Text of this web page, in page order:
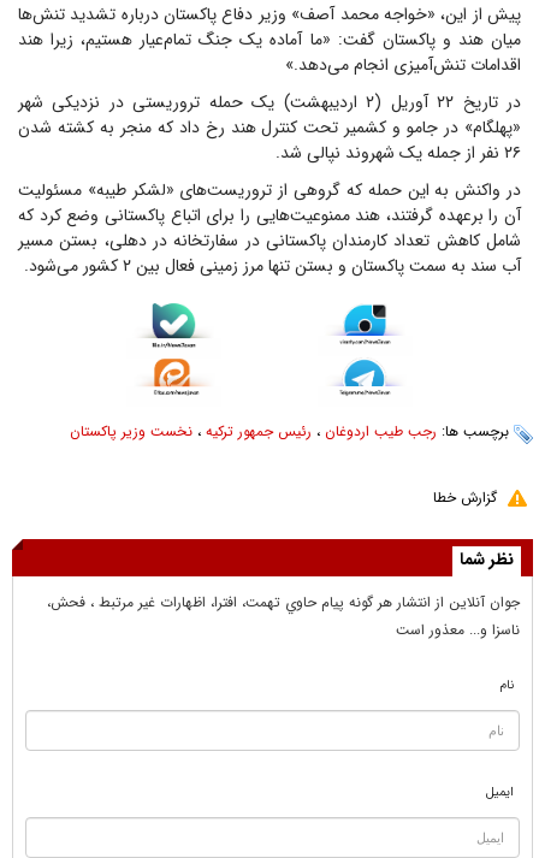
پیش از این، «خواجه محمد آصف» وزیر دفاع پاکستان درباره تشدید تنش‌ها
میان هند و پاکستان گفت: «ما آماده یک جنگ تمام‌عیار هستیم، زیرا هند
اقدامات تنش‌آمیزی انجام می‌دهد.»
در تاریخ ۲۲ آوریل (۲ اردیبهشت) یک حمله تروریستی در نزدیکی شهر
«پهلگام» در جامو و کشمیر تحت کنترل هند رخ داد که منجر به کشته شدن
۲۶ نفر از جمله یک شهروند نپالی شد.
در واکنش به این حمله که گروهی از تروریست‌های «لشکر طیبه» مسئولیت
آن را برعهده گرفتند، هند ممنوعیت‌هایی را برای اتباع پاکستانی وضع کرد که
شامل کاهش تعداد کارمندان پاکستانی در سفارتخانه در دهلی، بستن مسیر
آب سند به سمت پاکستان و بستن تنها مرز زمینی فعال بین ۲ کشور می‌شود.
برچسب ها: رجب طیب اردوغان ، رئیس جمهور ترکیه ، نخست وزیر پاکستان
گزارش خطا
نظر شما
جوان آنلاين از انتشار هر گونه پيام حاوي تهمت، افترا، اظهارات غير مرتبط ، فحش،
ناسزا و... معذور است
نام
ایمیل